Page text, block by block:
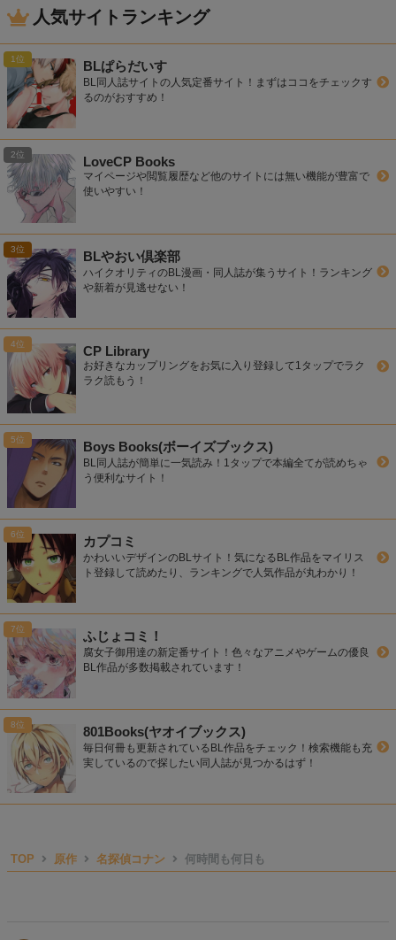
人気サイトランキング
BLぱらだいす
BL同人誌サイトの人気定番サイト！まずはココをチェックす
るのがおすすめ！
LoveCP Books
マイページや閲覧履歴など他のサイトには無い機能が豊富で
使いやすい！
BLやおい倶楽部
ハイクオリティのBL漫画・同人誌が集うサイト！ランキング
や新着が見逃せない！
CP Library
お好きなカップリングをお気に入り登録して1タップでラク
ラク読もう！
Boys Books(ボーイズブックス)
BL同人誌が簡単に一気読み！1タップで本編全てが読めちゃ
う便利なサイト！
カプコミ
かわいいデザインのBLサイト！気になるBL作品をマイリス
ト登録して読めたり、ランキングで人気作品が丸わかり！
ふじょコミ！
腐女子御用達の新定番サイト！色々なアニメやゲームの優良
BL作品が多数掲載されています！
801Books(ヤオイブックス)
毎日何冊も更新されているBL作品をチェック！検索機能も充
実しているので探したい同人誌が見つかるはず！
TOP 原作 名探偵コナン 何時間も何日も